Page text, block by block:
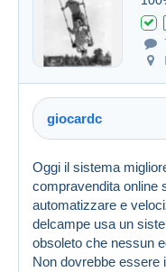
giocardc
Oggi il sistema
compravendita online
automatizzare e
delcampe usa un
obsoleto che nessun
Non dovrebbe essere